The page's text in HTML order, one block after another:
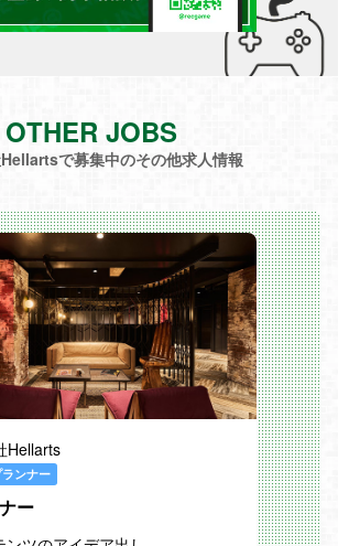
OTHER JOBS
で募集中のその他求人情報
Hellarts
ンナー
ー